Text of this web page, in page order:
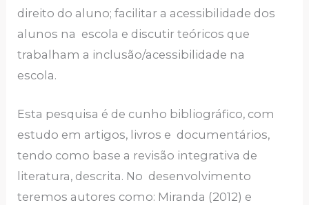
direito do aluno; facilitar a acessibilidade dos
alunos na escola e discutir teóricos que
trabalham a inclusão/acessibilidade na
escola.
Esta pesquisa é de cunho bibliográfico, com
estudo em artigos, livros e documentários,
tendo como base a revisão integrativa de
literatura, descrita. No desenvolvimento
teremos autores como: Miranda (2012) e